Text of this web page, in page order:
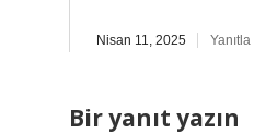
Nisan 11, 2025 Yanıtla
Bir yanıt yazın